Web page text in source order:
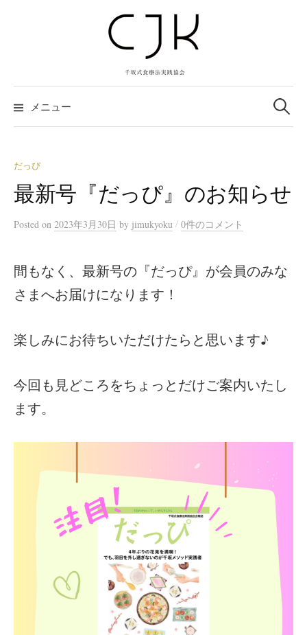
ツ
へ メニュー
検
索:
だっぴ
最新号『だっぴ』のお知らせ
Posted on 2023年3月30日 by jimukyoku / 0件のコメント
間もなく、最新号の『だっぴ』が会員のみな
さまへお届けになります！
楽しみにお待ちいただけたらと思います♪
今回も見どころをちょっとだけご案内いたし
ます。